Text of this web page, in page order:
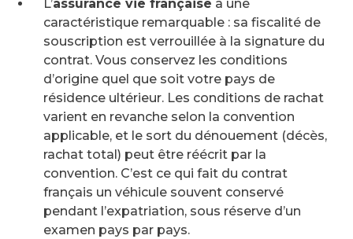
L’assurance vie française a une
caractéristique remarquable : sa fiscalité de
souscription est verrouillée à la signature du
contrat. Vous conservez les conditions
d’origine quel que soit votre pays de
résidence ultérieur. Les conditions de rachat
varient en revanche selon la convention
applicable, et le sort du dénouement (décès,
rachat total) peut être réécrit par la
convention. C’est ce qui fait du contrat
français un véhicule souvent conservé
pendant l’expatriation, sous réserve d’un
examen pays par pays.